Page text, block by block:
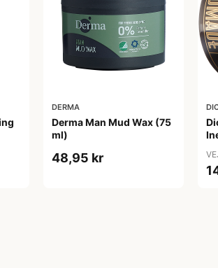
DERMA
Derma Man Mud Wax (75
ml)
48,95 kr